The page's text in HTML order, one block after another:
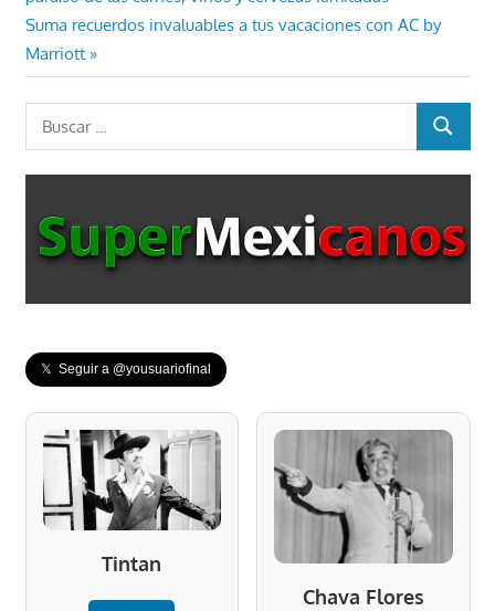
de
entradas
Entrada
siguiente:
Suma recuerdos invaluables a tus vacaciones con AC by
Marriott
BUSCAR
𝕏 Seguir a @yousuariofinal
Tintan
Chava Flores